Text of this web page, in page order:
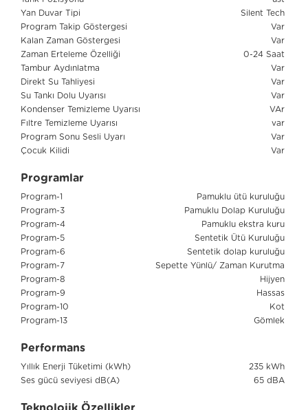
Yan Duvar Tipi
Silent Tech
Program Takip Göstergesi
Var
Kalan Zaman Göstergesi
Var
Zaman Erteleme Özelliği
0-24 Saat
Tambur Aydınlatma
Var
Direkt Su Tahliyesi
Var
Su Tankı Dolu Uyarısı
Var
Kondenser Temizleme Uyarısı
VAr
Fıltre Temizleme Uyarısı
var
Program Sonu Sesli Uyarı
Var
Çocuk Kilidi
Var
Programlar
Program-1
Pamuklu ütü kuruluğu
Program-3
Pamuklu Dolap Kuruluğu
Program-4
Pamuklu ekstra kuru
Program-5
Sentetik Ütü Kuruluğu
Program-6
Sentetik dolap kuruluğu
Program-7
Sepette Yünlü/ Zaman Kurutma
Program-8
Hijyen
Program-9
Hassas
Program-10
Kot
Program-13
Gömlek
Performans
Yıllık Enerji Tüketimi (kWh)
235 kWh
Ses gücü seviyesi dB(A)
65 dBA